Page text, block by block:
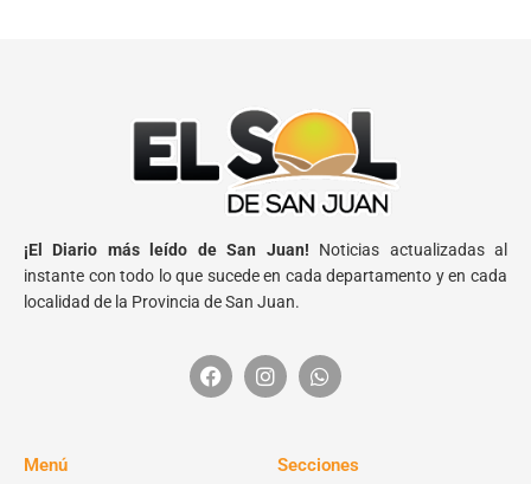
¡El Diario más leído de San Juan! Noticias actualizadas al
instante con todo lo que sucede en cada departamento y en cada
localidad de la Provincia de San Juan.
Menú Secciones